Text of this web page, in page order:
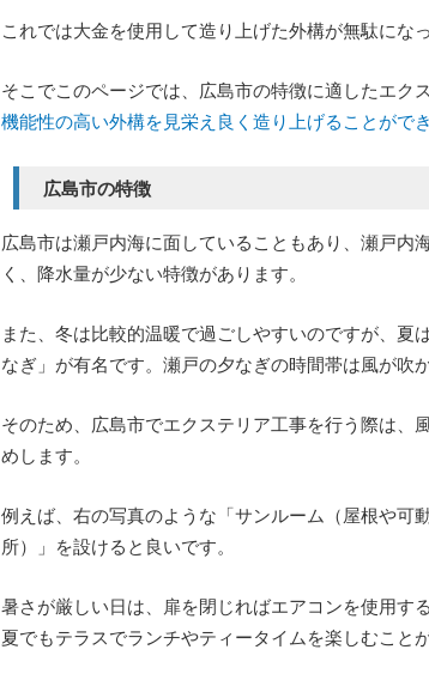
これでは大金を使用して造り上げた外構が無駄にな
そこでこのページでは、広島市の特徴に適したエク
機能性の高い外構を見栄え良く造り上げることができ
広島市の特徴
広島市は瀬戸内海に面していることもあり、瀬戸内
く、降水量が少ない特徴があります。
また、冬は比較的温暖で過ごしやすいのですが、
なぎ」が有名です。瀬戸の夕なぎの時間帯は風が吹
そのため、広島市でエクステリア工事を行う際は、
めします。
例えば、右の写真のような「サンルーム（屋根や可
所）」を設けると良いです。
暑さが厳しい日は、扉を閉じればエアコンを使用す
夏でもテラスでランチやティータイムを楽しむこと